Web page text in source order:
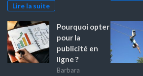
Lire la suite
Pourquoi opter
pour la
publicité en
ligne ?
Barbara